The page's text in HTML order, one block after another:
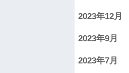
2023年12月
2023年9月
2023年7月